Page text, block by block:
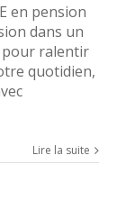
en pension
dans un
pour ralentir
quotidien,
Lire la suite